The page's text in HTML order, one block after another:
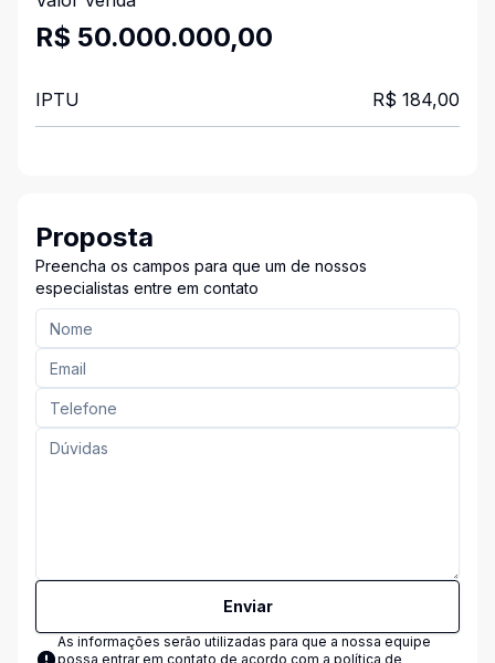
R$ 50.000.000,00
IPTU R$ 184,00
Proposta
Preencha os campos para que um de nossos
especialistas entre em contato
Enviar
As informações serão utilizadas para que a nossa equipe
possa entrar em contato de acordo com a política de